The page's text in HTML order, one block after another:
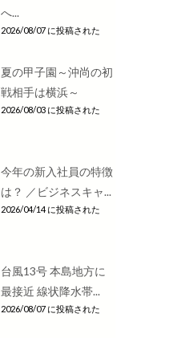
へ...
2026/08/07 に投稿された
夏の甲子園～沖尚の初
戦相手は横浜～
2026/08/03 に投稿された
今年の新入社員の特徴
は？ ／ビジネスキャ...
2026/04/14 に投稿された
台風13号 本島地方に
最接近 線状降水帯...
2026/08/07 に投稿された